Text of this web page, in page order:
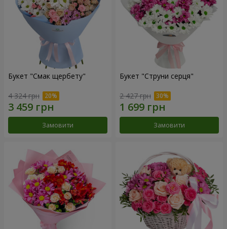
Букет "Смак щербету"
4 324 грн
Замовити
Букет "Струни серця"
2 427 грн
Замовити